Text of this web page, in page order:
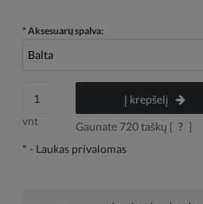
* Aksesuarų spalva:
vnt
Į krepšelį
Gaunate 720taškų [ ? ]
* - Laukas privalomas